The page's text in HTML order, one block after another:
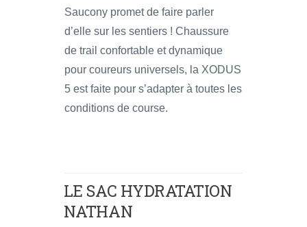
Saucony promet de faire parler
d’elle sur les sentiers ! Chaussure
de trail confortable et dynamique
pour coureurs universels, la XODUS
5 est faite pour s’adapter à toutes les
conditions de course.
LE SAC HYDRATATION
NATHAN